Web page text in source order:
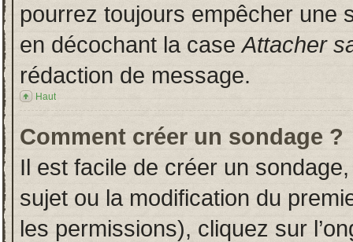
pourrez toujours empêcher une
en décochant la caseAttacher
rédaction de message.
Haut
Comment créer un sondage ?
Il est facile de créer un
sujet ou la modification du
les permissions), cliquez sur